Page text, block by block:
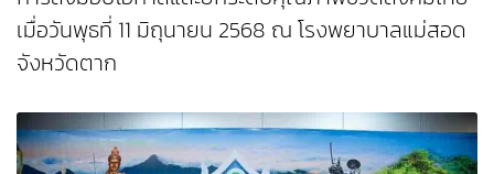
เมื่อวันพุธที่ 11 มิถุนายน 2568 ณ โรงพยาบาลแม่สอด
จังหวัดตาก